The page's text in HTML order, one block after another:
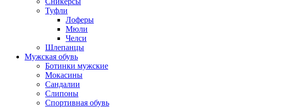
Туфли
Лоферы
Мюли
Челси
Шлепанцы
Мужская обувь
Ботинки мужские
Мокасины
Сандалии
Слипоны
Спортивная обувь